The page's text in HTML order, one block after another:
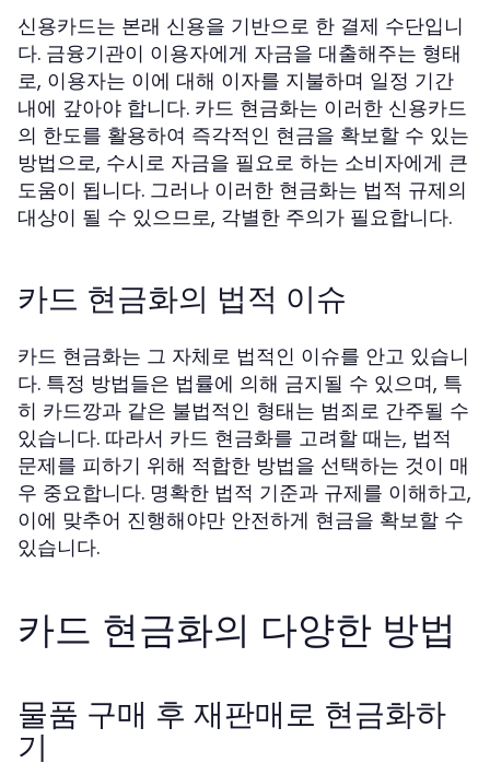
신용카드는 본래 신용을 기반으로 한 결제 수단입니
다. 금융기관이 이용자에게 자금을 대출해주는 형태
로, 이용자는 이에 대해 이자를 지불하며 일정 기간
내에 갚아야 합니다. 카드 현금화는 이러한 신용카드
의 한도를 활용하여 즉각적인 현금을 확보할 수 있는
방법으로, 수시로 자금을 필요로 하는 소비자에게 큰
도움이 됩니다. 그러나 이러한 현금화는 법적 규제의
대상이 될 수 있으므로, 각별한 주의가 필요합니다.
카드 현금화의 법적 이슈
카드 현금화는 그 자체로 법적인 이슈를 안고 있습니
다. 특정 방법들은 법률에 의해 금지될 수 있으며, 특
히 카드깡과 같은 불법적인 형태는 범죄로 간주될 수
있습니다. 따라서 카드 현금화를 고려할 때는, 법적
문제를 피하기 위해 적합한 방법을 선택하는 것이 매
우 중요합니다. 명확한 법적 기준과 규제를 이해하고,
이에 맞추어 진행해야만 안전하게 현금을 확보할 수
있습니다.
카드 현금화의 다양한 방법
물품 구매 후 재판매로 현금화하
기